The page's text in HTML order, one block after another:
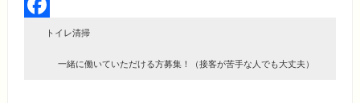
Twitter
Facebook
トイレ清掃
一緒に働いていただける方募集！（接客が苦手な人でも大丈夫）